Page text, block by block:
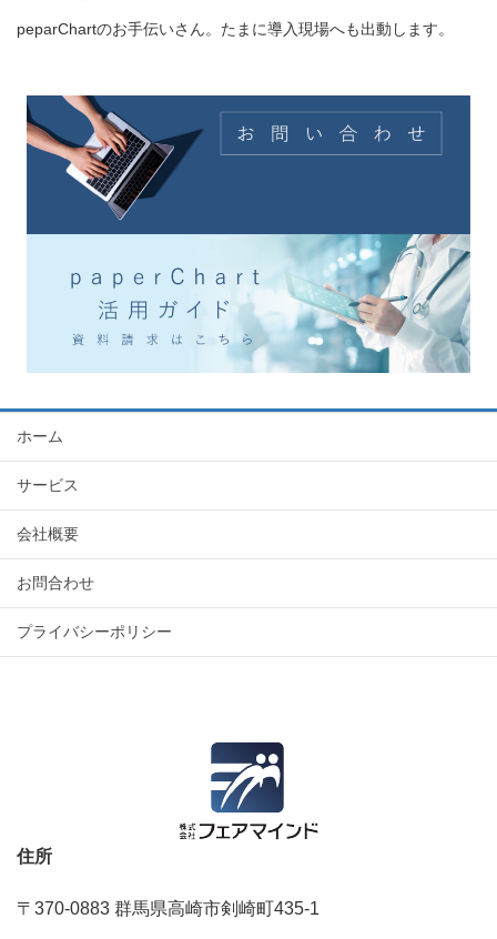
peparChartのお手伝いさん。たまに導入現場へも出動します。
ホーム
サービス
会社概要
お問合わせ
プライバシーポリシー
住所
〒370-0883 群馬県高崎市剣崎町435‐1